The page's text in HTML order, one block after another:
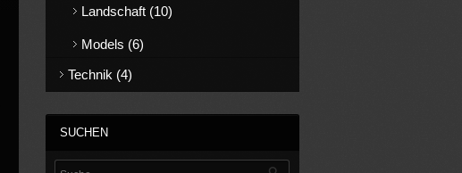
Landschaft(10)
Models (6)
Technik (4)
SUCHEN